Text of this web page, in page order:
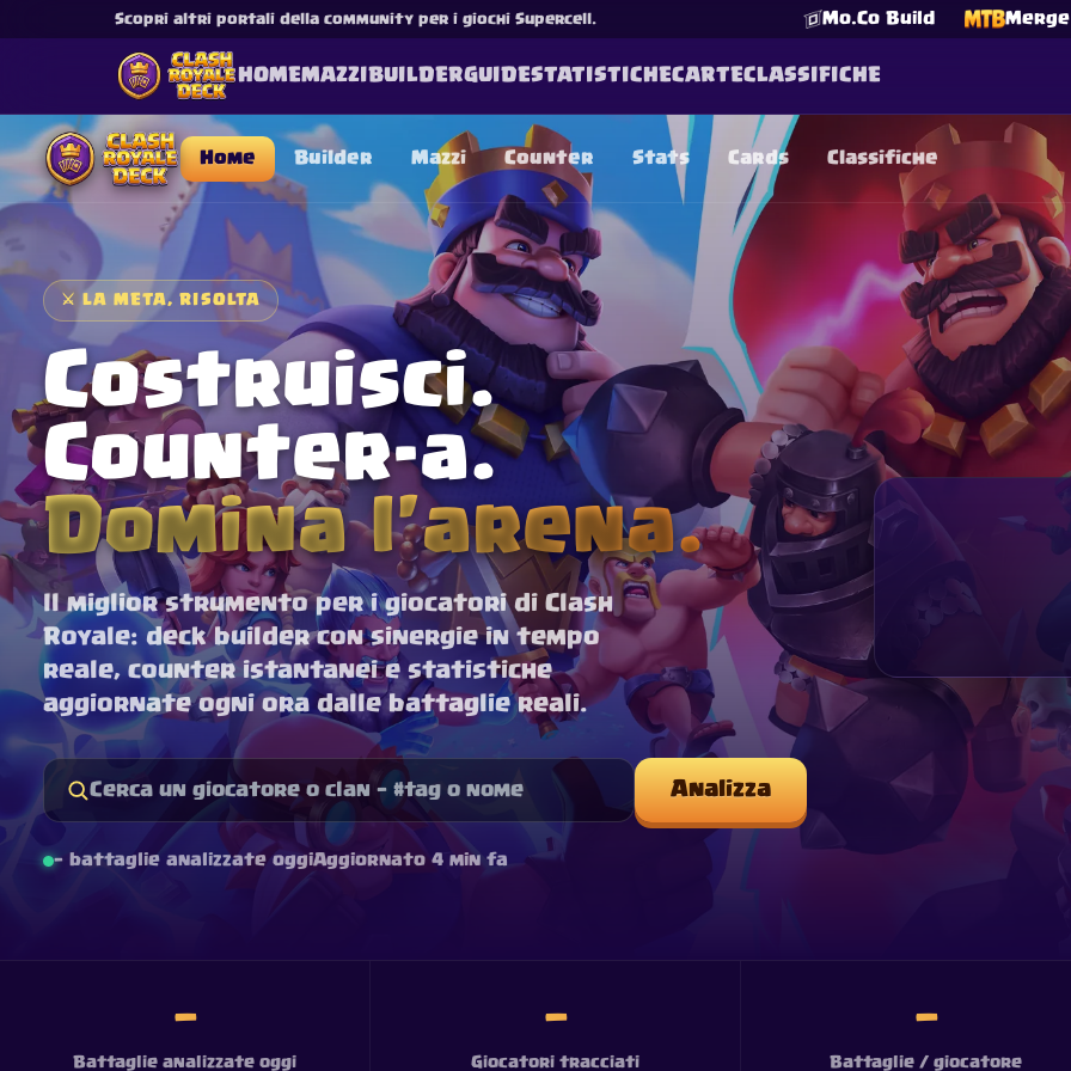
Scopri altri portali della community per i giochi Supercell. Mo.Co Build Merge
HOMEMAZZIBUILDERGUIDESTATISTICHECARTECLASSIFICHE
Home Builder Mazzi Counter Stats Cards Classifiche
⚔ LA META, RISOLTA
Costruisci.
Counter-a.
Domina l'arena.
Il miglior strumento per i giocatori di Clash
Royale: deck builder con sinergie in tempo
reale, counter istantanei e statistiche
aggiornate ogni ora dalle battaglie reali.
Analizza
— battaglie analizzate oggiAggiornato 4 min fa
—
Battaglie analizzate oggi
—
Giocatori tracciati
—
Battaglie / giocatore
☕Offrimi un Caffè Unisciti a Discord
DecksDeck Builder Cards CountersLeaderboards
FAQ
ContactPrivacy Terms Preferenze cookie
© ClashRoyaleDeck.com.Tutti i Diritti Riservati
This content is not affiliated with, endorsed, sponsored, or specifically approved by
is not responsible for it. For more information see
Supercell's Fan Content Policy .
additional details.